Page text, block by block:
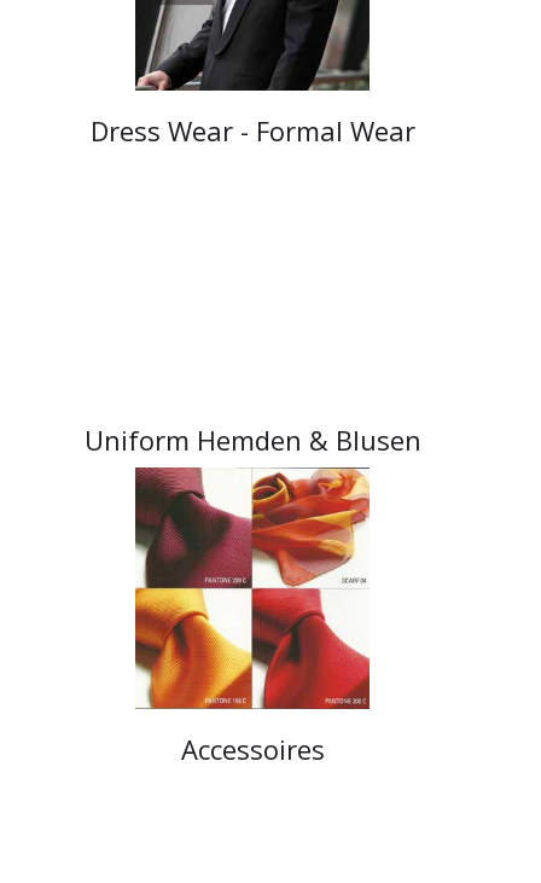
Dress Wear - Formal Wear
Uniform Hemden & Blusen
Accessoires